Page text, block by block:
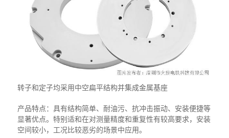
转子和定子均采用中空扁平结构并集成金属基座
产品特点：具有结构简单、耐油污、抗冲击振动、安装便捷等
显著优点。特别适和在对测量精度和重复性有较高要求，安装
空间较小，工况比较恶劣的场景中应用。